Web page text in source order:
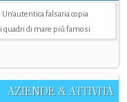
Un’autentica falsaria copia
i quadri di mare più famosi
AZIENDE & ATTIVITÀ